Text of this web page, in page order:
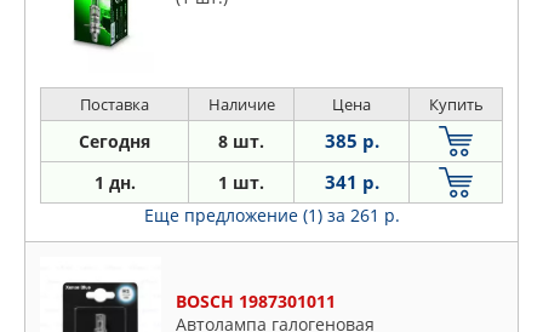
Поставка Наличие Цена Купить
Сегодня 8 шт. 385 р.
1 дн. 1 шт. 341 р.
Еще предложение (1) за 261 р.
BOSCH 1987301011
Автолампа галогеновая